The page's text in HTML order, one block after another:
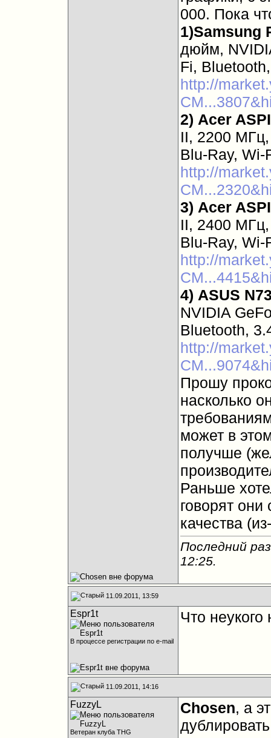
000. Пока
1)Samsung
дюйм,
Fi,
http://
2) Acer
II, 2200
Blu-Ray, Wi-
http://
3) Acer
II, 2400
Blu-Ray, Wi-
http://
4) ASUS
NVIDIA
Bluetooth,
http://
Прошу
насколько
может в
получше
Раньше
говорят они
качества
Последний
12:25.
11.09.2011, 13:59
Espr1t
В процессе регистрации по e-mail
Что
11.09.2011, 14:16
FuzzyL
Ветеран клуба THG
Chosen, а